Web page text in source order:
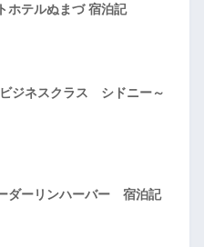
ホテルぬまづ 宿泊記
ビジネスクラス シドニー～
ダーリンハーバー 宿泊記